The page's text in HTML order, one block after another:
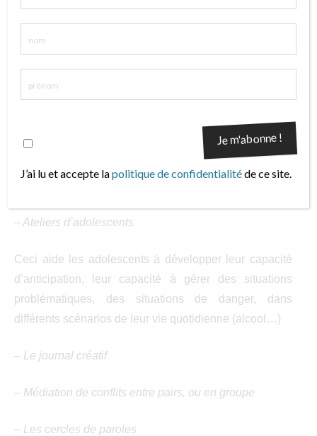
Accompagner les adolescents
Tous ces changements physiologiques,
– Ateliers d’adolescents
Ceci aide les adolescents à développer leur capacité
d’anticipation, leur capacité à gérer des situations
problématiques, des situations de danger, dans
différents scénarios de leur vie quotidienne (alcool…)
– Le journal créatif
– Médiation de conflits entre pairs, ou en groupe
– Les cercles de paroles
J’ai lu et accepte lapolitique de confidentialitéde ce site.